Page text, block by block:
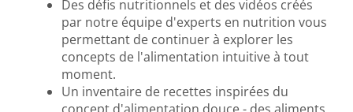
Des défis nutritionnels et des vidéos créés
par notre équipe d'experts en nutrition vous
permettant de continuer à explorer les
concepts de l'alimentation intuitive à tout
moment.
Un inventaire de recettes inspirées du